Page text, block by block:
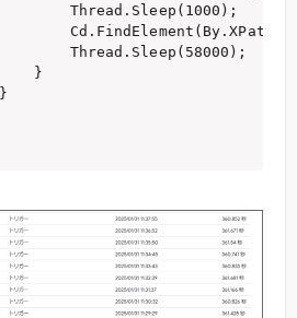
Thread.Sleep(1000);
Thread.Sleep(58000);
}